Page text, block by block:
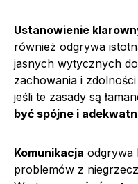
Ustanowienie
również odgrywa
jasnych wytycznych
zachowania i
jeśli te zasady są
być spójne i
Komunikacja odgrywa
problemów z